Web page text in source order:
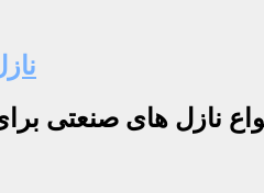
نازل های صنعتی